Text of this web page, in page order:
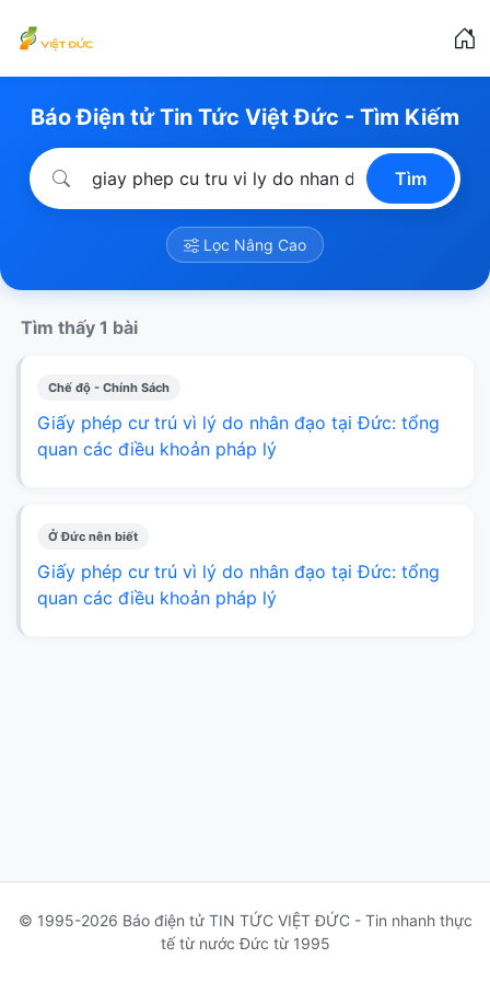
Báo Điện tử Tin Tức Việt Đức - Tìm Kiếm
Tìm
Lọc Nâng Cao
Tìm thấy 1 bài
Chế độ - Chính Sách
Giấy phép cư trú vì lý do nhân đạo tại Đức: tổng
quan các điều khoản pháp lý
Ở Đức nên biết
Giấy phép cư trú vì lý do nhân đạo tại Đức: tổng
quan các điều khoản pháp lý
© 1995-2026 Báo điện tử TIN TỨC VIỆT ĐỨC - Tin nhanh thực
tế từ nước Đức từ 1995